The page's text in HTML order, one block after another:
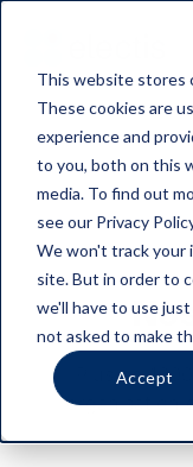
This website stores
These cookies are
experience and
to you, both on this
media. To find out
see our Privacy
We won't track your
site. But in order to
we'll have to use
not asked to make
Accept
Plus de
l'organisation